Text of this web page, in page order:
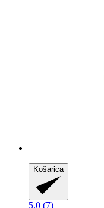
Košarica
5.0 (7)